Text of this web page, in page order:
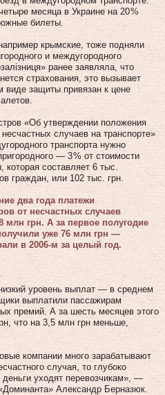
месяца в Украине на 20 %
билеты.
крымские, тоже подняли
и междугородного
ранее заявляла, что
страхования, это вызывает
защиты привязан к цене
«Об утверждении положения
случаев на транспорте»
транспорта нужно
— 3 % от стоимости
составляет 6 тыс.
граждан, или 102 тыс. грн.
два года платежи
от несчастных случаев
млн грн. А за первое полугодие
уже 76 млн грн —
в 2006‑м за целый год.
уровень выплат — в среднем
выплатили пассажирам
премий. А за шесть месяцев этого
что на 3,5 млн грн меньше,
компании много зарабатывают
случая, то глубоко
уходят перевозчикам», —
Александр Берназюк.